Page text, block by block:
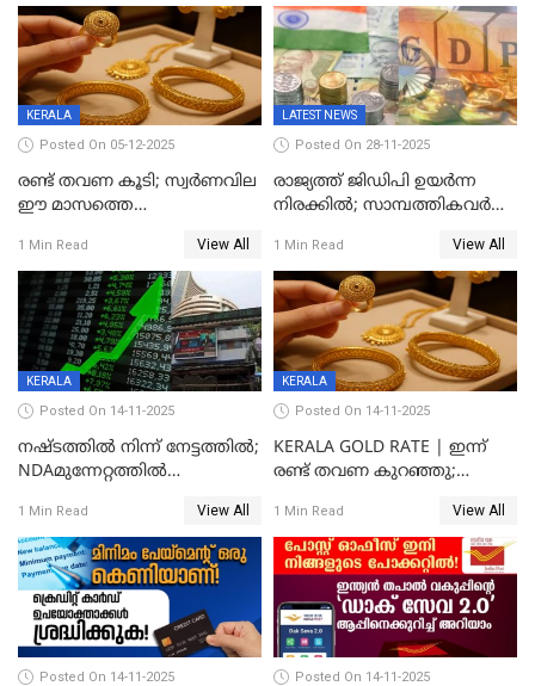
KERALA
Posted On 05-12-2025
രണ്ട് തവണ കൂടി; സ്വർണവില
ഈ മാസത്തെ
1 Min Read View All
LATEST NEWS
Posted On 28-11-2025
രാജ്യത്ത് ജിഡിപി ഉയര്‍ന്ന
നിരക്കില്‍; സാമ്പത്തികവർഷം
ശതമാനമായി; പ്രചോദനം
നൽകുന്നുവെന്ന് മോദി
1 Min Read View All
KERALA
Posted On 14-11-2025
നഷ്ടത്തിൽ നിന്ന് നേട്ടത്തിൽ;
NDAമുന്നേറ്റത്തിൽ
1 Min Read View All
KERALA
Posted On 14-11-2025
KERALA GOLD RATE | ഇന്ന്
രണ്ട് തവണ കുറഞ്ഞു;
1 Min Read View All
Posted On 14-11-2025 Posted On 14-11-2025